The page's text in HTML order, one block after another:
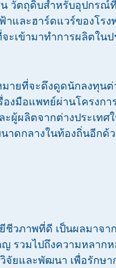
น วัตถุดิบสำหรับอุปกรณ์
ละฮาร์ดแวร์ของโรง
ะเข้ามาทำการผลิตใน
ายที่จะดึงดูดนักลงทุนต่
งมือแพทย์ผ่านโครงกา
ผู้ผลิตจากต่างประเท
าดกลางในท้องถิ่นอีกด้
ชีวภาพที่ดี เป็นผลมาจา
รวมไปถึงความหลาก
ยและพัฒนา เพื่อรักษา